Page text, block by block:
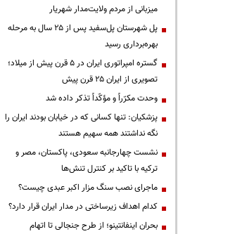
میزبانی از مردم ولایت‌مدار شهریار
پل شهرستان پل‌سفید پس از ۲۵ سال به مرحله
بهره‌برداری رسید
گستره امپراتوری ایران در ۵ قرن پیش از میلاد؛
تصویری از ایران ۲۵ قرن پیش
وحدت مکرّراً و مؤکّداً تذکر داده شد
پزشکیان: تنها کسانی که در خیابان بودند ایران را
نگه نداشتند همه سهیم هستند
نشست چهارجانبه سعودی، پاکستان، مصر و
ترکیه با تاکید بر کنترل تنش‌ها
ماجرای نصب سنگ مزار اکبر عبدی چیست؟
کدام اهداف زیرساختی در مدار ایران قرار دارد؟
بحران اینفانتینو؛ از طرح جنجالی تا اتهام